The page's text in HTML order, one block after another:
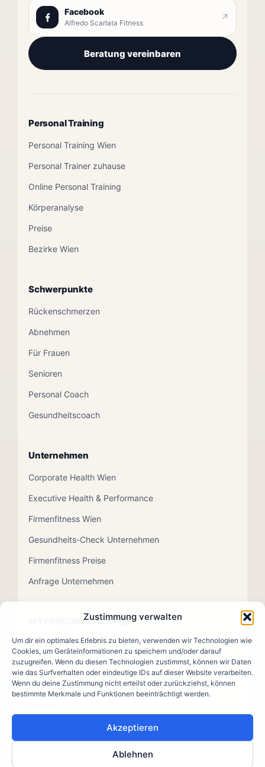
Zustimmung verwalten
Um dir ein optimales Erlebnis zu bieten, verwenden wir Technologien wie
Cookies, um Geräteinformationen zu speichern und/oder darauf
zuzugreifen. Wenn du diesen Technologien zustimmst, können wir Daten
wie das Surfverhalten oder eindeutige IDs auf dieser Website verarbeiten.
Wenn du deine Zustimmung nicht erteilst oder zurückziehst, können
bestimmte Merkmale und Funktionen beeinträchtigt werden.
Akzeptieren
Ablehnen
Facebook
Alfredo Scarlata Fitness ↗
Beratung vereinbaren
Personal Training
Personal Training Wien
Personal Trainer zuhause
Online Personal Training
Körperanalyse
Preise
Bezirke Wien
Schwerpunkte
Rückenschmerzen
Abnehmen
Für Frauen
Senioren
Personal Coach
Gesundheitscoach
Unternehmen
Corporate Health Wien
Executive Health & Performance
Firmenfitness Wien
Gesundheits-Check Unternehmen
Firmenfitness Preise
Anfrage Unternehmen
MY PERSONAL TRAINER
Über Alfredo
Kontakt
Blog